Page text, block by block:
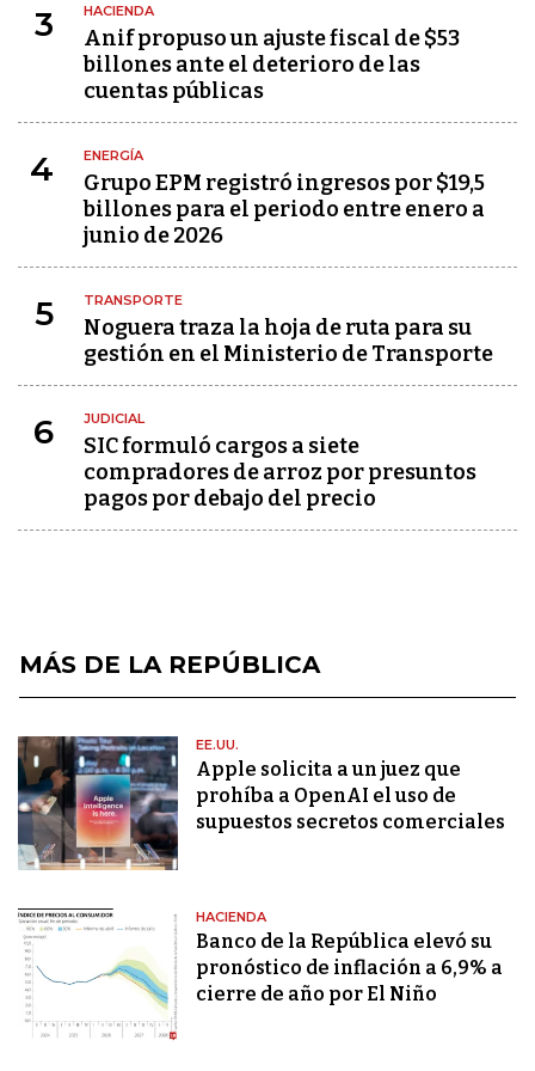
3 HACIENDA
Anif propuso un ajuste fiscal de $53
billones ante el deterioro de las
cuentas públicas
4 ENERGÍA
Grupo EPM registró ingresos por $19,5
billones para el periodo entre enero a
junio de 2026
5 TRANSPORTE
Noguera traza la hoja de ruta para su
gestión en el Ministerio de Transporte
6 JUDICIAL
SIC formuló cargos a siete
compradores de arroz por presuntos
pagos por debajo del precio
MÁS DE LA REPÚBLICA
EE.UU.
Apple solicita a un juez que
prohíba a OpenAI el uso de
supuestos secretos comerciales
HACIENDA
Banco de la República elevó su
pronóstico de inflación a 6,9% a
cierre de año por El Niño